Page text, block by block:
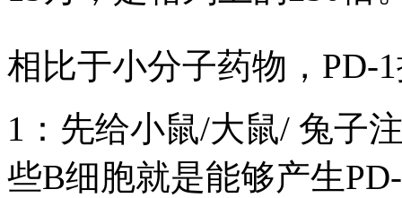
相比于小分子药物，PD-
1：先给小鼠/大鼠/ 兔子
些B细胞就是能够产生